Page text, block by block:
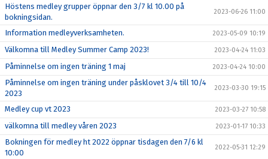
Höstens medley grupper öppnar den 3/7 kl 10.00 på
bokningsidan.
2023-06-26 11:00
Information medleyverksamheten. 2023-05-09 10:19
Välkomna till Medley Summer Camp 2023! 2023-04-24 11:03
Påminnelse om ingen träning 1 maj 2023-04-24 10:00
Påminnelse om ingen träning under påsklovet 3/4 till 10/4
2023
2023-03-30 19:15
Medley cup vt 2023 2023-03-27 10:58
välkomna till medley våren 2023 2023-01-17 10:33
Bokningen för medley ht 2022 öppnar tisdagen den 7/6 kl
10:00
2022-05-31 12:29